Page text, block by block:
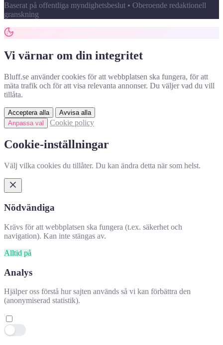
Baserat på offentliga myndighetsbeslut • Oberoende redaktionell
granskning
Vi värnar om din integritet
Bluff.se använder cookies för att webbplatsen ska fungera, för att
mäta trafik och för att visa relevanta annonser. Du väljer vad du vill
tillåta.
Acceptera alla
Avvisa alla
Anpassa val
Cookie policy
Cookie-inställningar
Välj vilka cookies du tillåter. Du kan ändra detta när som helst.
Nödvändiga
Krävs för att webbplatsen ska fungera (t.ex. säkerhet och
navigation). Kan inte stängas av.
Alltid på
Analys
Hjälper oss förstå hur sajten används så vi kan förbättra den
(anonymiserad statistik).